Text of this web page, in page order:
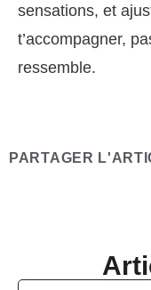
sensations, et
t’accompagner,
ressemble.
PARTAGER